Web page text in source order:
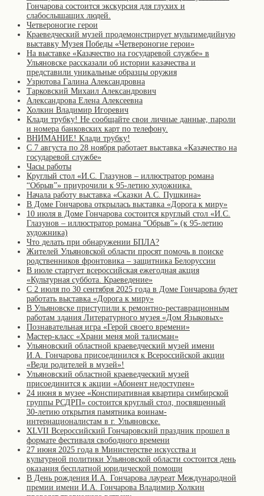
Гончарова состоится экскурсия для глухих и
слабослышащих людей.
Четвероногие герои
Краеведческий музей продемонстрирует мультимедийную
выставку Музея Победы «Четвероногие герои»
На выставке «Казачество на государевой службе» в
Ульяновске рассказали об истории казачества и
представили уникальные образцы оружия
Узрютова Галина Александровна
Тарковский Михаил Александрович
Александрова Елена Алексеевна
Холкин Владимир Игоревич
Клади трубку! Не сообщайте свои личные данные, пароли
и номера банковских карт по телефону.
ВНИМАНИЕ! Клади трубку!
С 7 августа по 28 ноября работает выставка «Казачество на
государевой службе»
Часы работы
Круглый стол «И.С. Глазунов – иллюстратор романа
“Обрыв”» приурочили к 95-летию художника.
Начала работу выставка «Сказки А.С. Пушкина»
В Доме Гончарова открылась выставка «Дорога к миру»
10 июля в Доме Гончарова состоится круглый стол «И.С.
Глазунов – иллюстратор романа “Обрыв”» (к 95-летию
художника)
Что делать при обнаружении БПЛА?
Жителей Ульяновской области просят помочь в поиске
родственников фронтовика – защитника Белоруссии
В июле стартует всероссийская ежегодная акция
«Культурная суббота. Краеведение»
С 2 июля по 30 сентября 2025 года в Доме Гончарова будет
работать выставка «Дорога к миру»
В Ульяновске приступили к ремонтно-реставрационным
работам здания Литературного музея «Дом Языковых»
Познавательная игра «Герой своего времени»
Мастер-класс «Храни меня мой талисман»
Ульяновский областной краеведческий музей имени
И.А. Гончарова присоединился к Всероссийской акции
«Веди родителей в музей»!
Ульяновский областной краеведческий музей
присоединится к акции «Абонент недоступен»
24 июня в музее «Конспиративная квартира симбирской
группы РСДРП» состоится круглый стол, посвященный
30-летию открытия памятника воинам-
интернационалистам в г. Ульяновске.
XLVII Всероссийский Гончаровский праздник прошел в
формате фестиваля свободного времени
27 июня 2025 года в Министерстве искусства и
культурной политики Ульяновской области состоится день
оказания бесплатной юридической помощи
В День рождения И.А. Гончарова лауреат Международной
премии имени И.А. Гончарова Владимир Холкин